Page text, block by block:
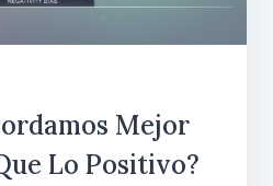
Mejor
Lo Positivo?